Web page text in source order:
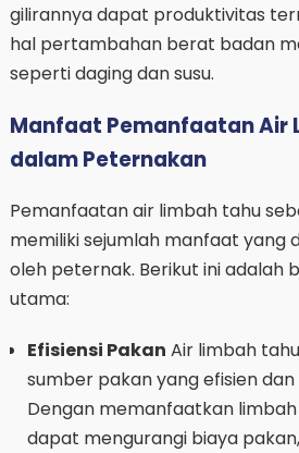
gilirannya dapat produktivitas
hal pertambahan berat badan
seperti daging dan susu.
Manfaat Pemanfaatan Air
dalam Peternakan
Pemanfaatan air limbah tahu
memiliki sejumlah manfaat yang
oleh peternak. Berikut ini adalah
utama:
Efisiensi Pakan Air limbah
sumber pakan yang efisien
Dengan memanfaatkan
dapat mengurangi biaya